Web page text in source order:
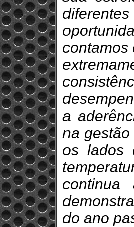
contamos
a
na
os lados
continua
do ano